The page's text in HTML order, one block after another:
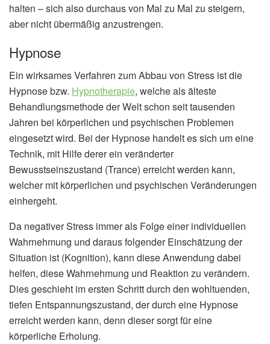
halten – sich also durchaus von Mal zu Mal zu steigern,
aber nicht übermäßig anzustrengen.
Hypnose
Ein wirksames Verfahren zum Abbau von Stress ist die
Hypnose bzw. Hypnotherapie, welche als älteste
Behandlungsmethode der Welt schon seit tausenden
Jahren bei körperlichen und psychischen Problemen
eingesetzt wird. Bei der Hypnose handelt es sich um eine
Technik, mit Hilfe derer ein veränderter
Bewusstseinszustand (Trance) erreicht werden kann,
welcher mit körperlichen und psychischen Veränderungen
einhergeht.
Da negativer Stress immer als Folge einer individuellen
Wahrnehmung und daraus folgender Einschätzung der
Situation ist (Kognition), kann diese Anwendung dabei
helfen, diese Wahrnehmung und Reaktion zu verändern.
Dies geschieht im ersten Schritt durch den wohltuenden,
tiefen Entspannungszustand, der durch eine Hypnose
erreicht werden kann, denn dieser sorgt für eine
körperliche Erholung.